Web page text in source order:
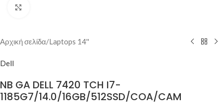
Αρχική σελίδα/Laptops 14''
Dell
NB GA DELL 7420 TCH I7-
1185G7/14.0/16GB/512SSD/COA/CAM